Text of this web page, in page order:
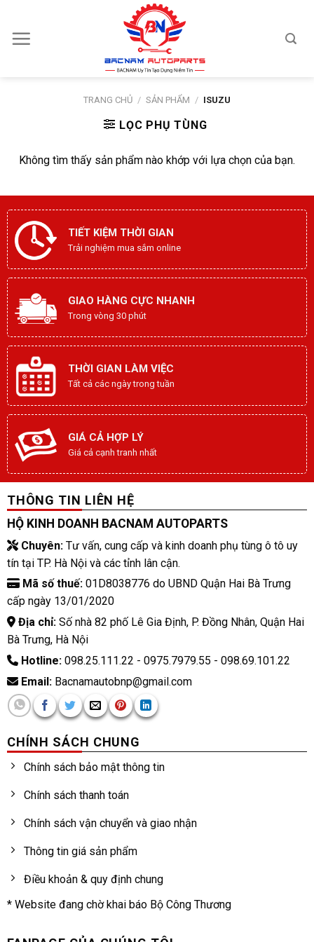
content
TRANG CHỦ / SẢN PHẨM / ISUZU
LỌC PHỤ TÙNG
Không tìm thấy sản phẩm nào khớp với lựa chọn của bạn.
TIẾT KIỆM THỜI GIAN
Trải nghiệm mua sắm online
GIAO HÀNG CỰC NHANH
Trong vòng 30 phút
THỜI GIAN LÀM VIỆC
Tất cả các ngày trong tuần
GIÁ CẢ HỢP LÝ
Giá cả cạnh tranh nhất
THÔNG TIN LIÊN HỆ
HỘ KINH DOANH BACNAM AUTOPARTS
Chuyên:Tư vấn, cung cấp và kinh doanh phụ tùng ô tô uy
tín tại TP. Hà Nội và các tỉnh lân cận.
Mã số thuế:01D8038776 do UBND Quận Hai Bà Trưng
cấp ngày 13/01/2020
Địa chỉ:Số nhà 82 phố Lê Gia Định, P. Đồng Nhân, Quận Hai
Bà Trưng, Hà Nội
Hotline:098.25.111.22 - 0975.7979.55 - 098.69.101.22
Email:Bacnamautobnp@gmail.com
CHÍNH SÁCH CHUNG
Chính sách bảo mật thông tin
Chính sách thanh toán
Chính sách vận chuyển và giao nhận
Thông tin giá sản phẩm
Điều khoản & quy định chung
* Website đang chờ khai báo Bộ Công Thương